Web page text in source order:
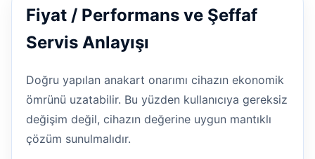
Fiyat / Performans ve Şeffaf
Servis Anlayışı
Doğru yapılan anakart onarımı cihazın ekonomik
ömrünü uzatabilir. Bu yüzden kullanıcıya gereksiz
değişim değil, cihazın değerine uygun mantıklı
çözüm sunulmalıdır.